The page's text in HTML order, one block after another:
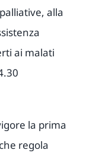
alla
ai malati
la prima
regola